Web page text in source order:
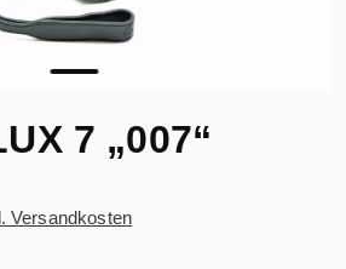
7 „007“
Versandkosten